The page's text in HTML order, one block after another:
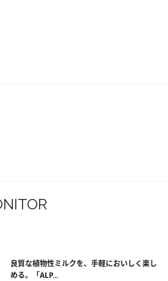
良質な植物性ミルクを、手軽においしく楽し
める。「ALP...